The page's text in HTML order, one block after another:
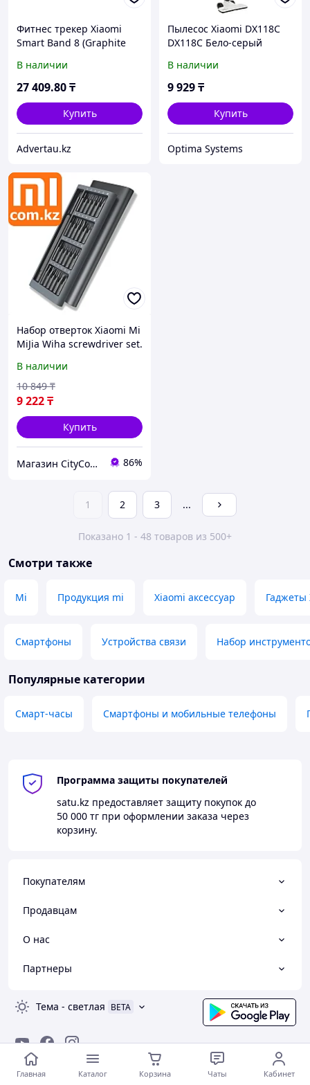
Фитнес трекер Xiaomi
Smart Band 8 (Graphite
В наличии
27 409.80₸
Купить
Advertau.kz
Пылесос Xiaomi DX118C
DX118C Бело-серый
В наличии
9 929₸
Купить
Optima Systems
Набор отверток Xiaomi Mi
MiJia Wiha screwdriver set.
В наличии
9 222₸
10 849 ₸
Купить
Магазин CityCom.kz +7-727-250-1209 86%
1 2 3 ...
Показано 1 - 48 товаров из 500+
Смотри также
Mi Продукция mi Xiaomi аксессуар Гаджеты
Смартфоны Устройства связи Набор
Популярные категории
Смарт-часы Смартфоны и мобильные телефоны
Программа защиты покупателей
satu.kz предоставляет защиту покупок до
50 000 тг при оформлении заказа через
корзину.
Покупателям
Продавцам
О нас
Партнеры
Тема - светлая BETA
© Satu.kz — маркетплейс Казахстана, 2008-2026
Главная Каталог Корзина Чаты Кабинет